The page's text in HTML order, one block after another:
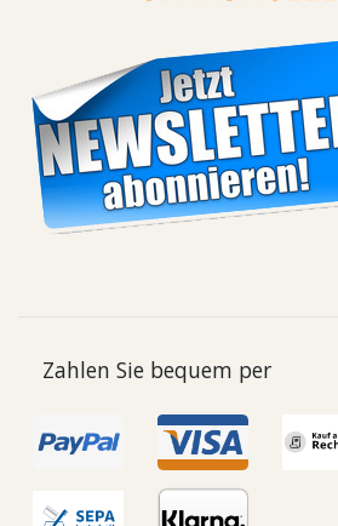
Zahlen Sie bequem per